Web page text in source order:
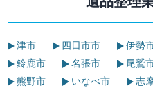
津市 四日市市 伊勢
鈴鹿市
名張市 尾鷲
熊野市
いなべ市 志